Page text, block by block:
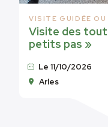
VISITE GUIDÉE OU
Visite des
petits pas »
Le 11/10/2026
Arles